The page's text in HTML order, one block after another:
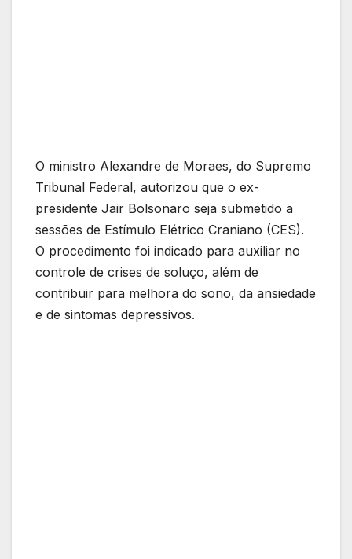
O ministro Alexandre de Moraes, do Supremo
Tribunal Federal, autorizou que o ex-
presidente Jair Bolsonaro seja submetido a
sessões de Estímulo Elétrico Craniano (CES).
O procedimento foi indicado para auxiliar no
controle de crises de soluço, além de
contribuir para melhora do sono, da ansiedade
e de sintomas depressivos.